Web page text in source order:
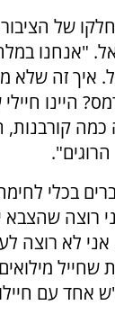
של
"אנחנו
איך זה שלא
היינו
קורבנות,
בכלי
רוצה שהצבא
לא רוצה
אחד עם